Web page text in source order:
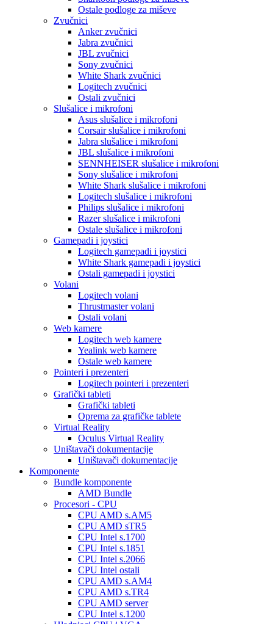
Ostale podloge za miševe
Zvučnici
Anker zvučnici
Jabra zvučnici
JBL zvučnici
Sony zvučnici
White Shark zvučnici
Logitech zvučnici
Ostali zvučnici
Slušalice i mikrofoni
Asus slušalice i mikrofoni
Corsair slušalice i mikrofoni
Jabra slušalice i mikrofoni
JBL slušalice i mikrofoni
SENNHEISER slušalice i mikrofoni
Sony slušalice i mikrofoni
White Shark slušalice i mikrofoni
Logitech slušalice i mikrofoni
Philips slušalice i mikrofoni
Razer slušalice i mikrofoni
Ostale slušalice i mikrofoni
Gamepadi i joystici
Logitech gamepadi i joystici
White Shark gamepadi i joystici
Ostali gamepadi i joystici
Volani
Logitech volani
Thrustmaster volani
Ostali volani
Web kamere
Logitech web kamere
Yealink web kamere
Ostale web kamere
Pointeri i prezenteri
Logitech pointeri i prezenteri
Grafički tableti
Grafički tableti
Oprema za grafičke tablete
Virtual Reality
Oculus Virtual Reality
Uništavači dokumentacije
Uništavači dokumentacije
Komponente
Bundle komponente
AMD Bundle
Procesori - CPU
CPU AMD s.AM5
CPU AMD sTR5
CPU Intel s.1700
CPU Intel s.1851
CPU Intel s.2066
CPU Intel ostali
CPU AMD s.AM4
CPU AMD s.TR4
CPU AMD server
CPU Intel s.1200